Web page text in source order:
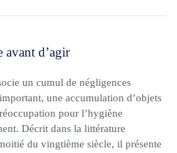
avant d’agir
un cumul de négligences
une accumulation d’objets
pour l’hygiène
Décrit dans la littérature
du vingtième siècle, il présente